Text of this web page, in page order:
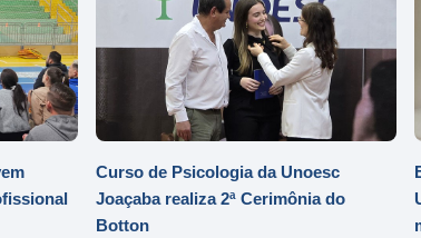
Curso de Psicologia da Unoesc
Joaçaba realiza 2ª Cerimônia do
Botton